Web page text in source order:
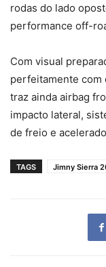
rodas do lado
performance off-
Com visual
perfeitamente com
traz ainda airbag
impacto lateral,
de freio e
TAGS Jimny Sierra